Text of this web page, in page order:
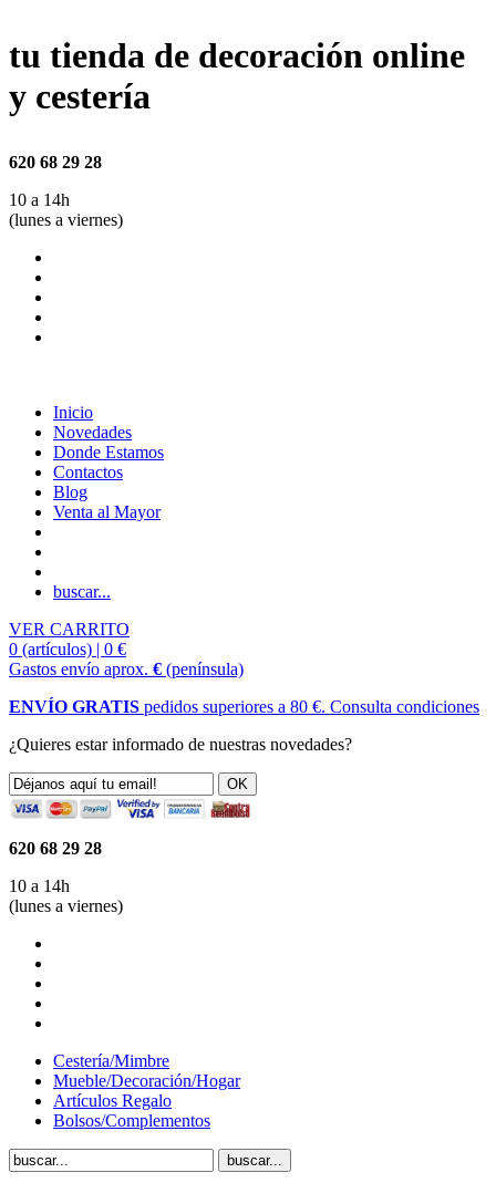
tu tienda de decoración online
y cestería
620 68 29 28
10 a 14h
(lunes a viernes)
Inicio
Novedades
Donde Estamos
Contactos
Blog
Venta al Mayor
buscar...
VER CARRITO
0 (artículos) | 0 €
Gastos envío aprox. € (península)
ENVÍO GRATIS pedidos superiores a 80 €. Consulta condiciones
¿Quieres estar informado de nuestras novedades?
620 68 29 28
10 a 14h
(lunes a viernes)
Cestería/Mimbre
Mueble/Decoración/Hogar
Artículos Regalo
Bolsos/Complementos